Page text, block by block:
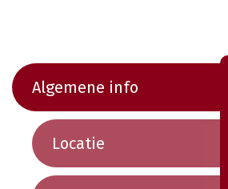
Algemene info
Locatie